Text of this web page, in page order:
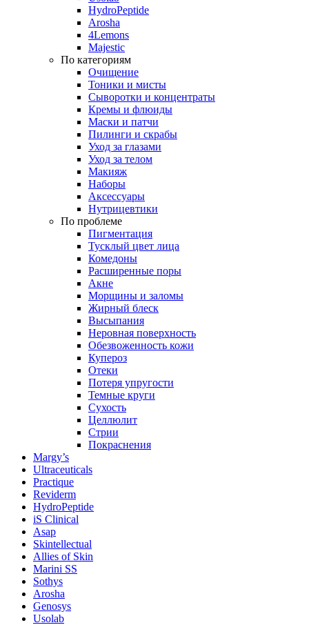
HydroPeptide
Arosha
4Lemons
Majestic
По категориям
Очищение
Тоники и мисты
Сыворотки и концентраты
Кремы и флюиды
Маски и патчи
Пилинги и скрабы
Уход за глазами
Уход за телом
Макияж
Наборы
Аксессуары
Нутрицевтики
По проблеме
Пигментация
Тусклый цвет лица
Комедоны
Расширенные поры
Акне
Морщины и заломы
Жирный блеск
Высыпания
Неровная поверхность
Обезвоженность кожи
Купероз
Отеки
Потеря упругости
Темные круги
Сухость
Целлюлит
Стрии
Покраснения
Margy’s
Ultraceuticals
Practique
Reviderm
HydroPeptide
iS Clinical
Asap
Skintellectual
Allies of Skin
Marini SS
Sothys
Arosha
Genosys
Usolab